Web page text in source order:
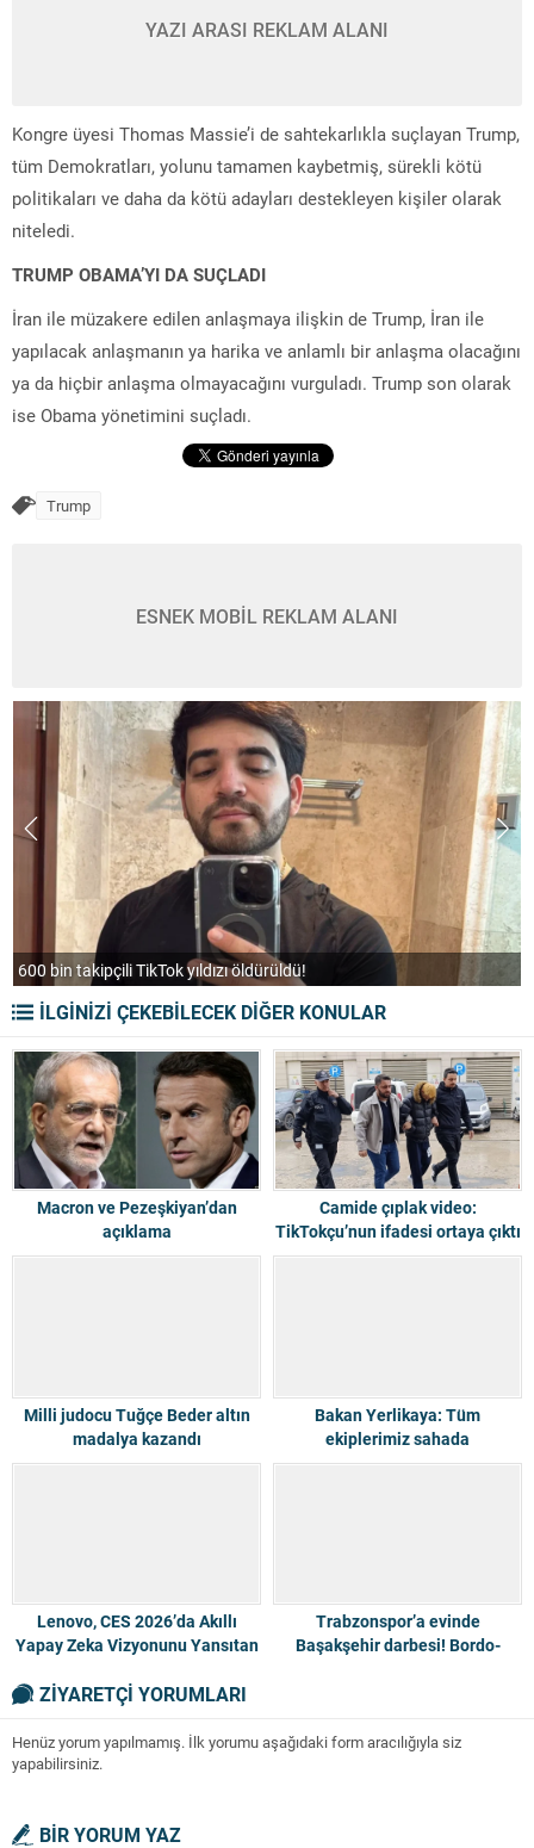
YAZI ARASI REKLAM ALANI
Kongre üyesi Thomas Massie’i de sahtekarlıkla suçlayan Trump,
tüm Demokratları, yolunu tamamen kaybetmiş, sürekli kötü
politikaları ve daha da kötü adayları destekleyen kişiler olarak
niteledi.
TRUMP OBAMA’YI DA SUÇLADI
İran ile müzakere edilen anlaşmaya ilişkin de Trump, İran ile
yapılacak anlaşmanın ya harika ve anlamlı bir anlaşma olacağını
ya da hiçbir anlaşma olmayacağını vurguladı. Trump son olarak
ise Obama yönetimini suçladı.
Trump
ESNEK MOBİL REKLAM ALANI
600 bin takipçili TikTok yıldızı öldürüldü!
İLGİNİZİ ÇEKEBİLECEK DİĞER KONULAR
Macron ve Pezeşkiyan’dan
açıklama
Camide çıplak video:
TikTokçu’nun ifadesi ortaya çıktı
Milli judocu Tuğçe Beder altın
madalya kazandı
Bakan Yerlikaya: Tüm
ekiplerimiz sahada
Lenovo, CES 2026’da Akıllı
Yapay Zeka Vizyonunu Yansıtan
Trabzonspor’a evinde
Başakşehir darbesi! Bordo-
ZİYARETÇİ YORUMLARI
Henüz yorum yapılmamış. İlk yorumu aşağıdaki form aracılığıyla siz
yapabilirsiniz.
BİR YORUM YAZ